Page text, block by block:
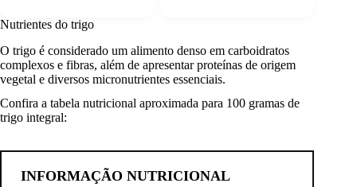
Nutrientes do trigo
O trigo é considerado um alimento denso em carboidratos
complexos e fibras, além de apresentar proteínas de origem
vegetal e diversos micronutrientes essenciais.
Confira a tabela nutricional aproximada para 100 gramas de
trigo integral:
INFORMAÇÃO NUTRICIONAL